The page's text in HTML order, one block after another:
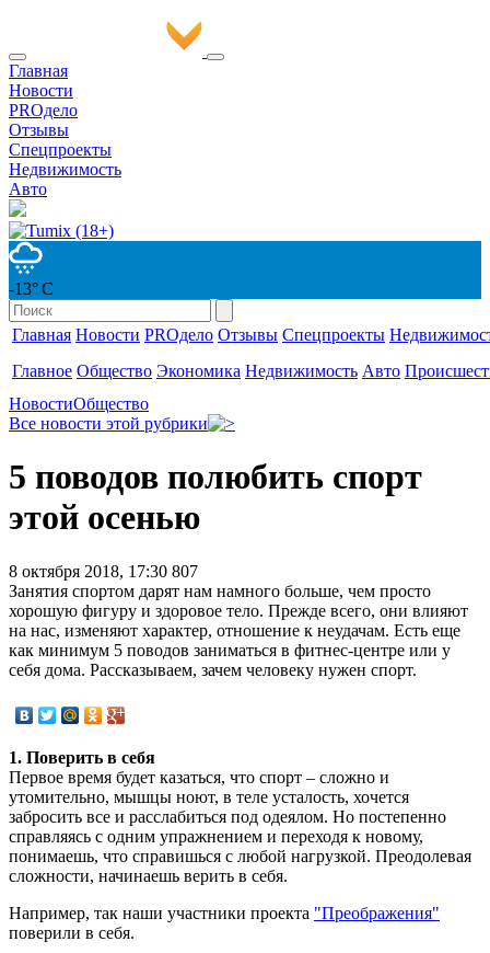
Главная
Новости
PROдело
Отзывы
Спецпроекты
Недвижимость
Авто
-13° С
Главная Новости PROдело Отзывы Спецпроекты
Главное Общество Экономика Недвижимость Авто
НовостиОбщество
Все новости этой рубрики
5 поводов полюбить спорт
этой осенью
8 октября 2018, 17:30 807
Занятия спортом дарят нам намного больше, чем просто
хорошую фигуру и здоровое тело. Прежде всего, они влияют
на нас, изменяют характер, отношение к неудачам. Есть еще
как минимум 5 поводов заниматься в фитнес-центре или у
себя дома. Рассказываем, зачем человеку нужен спорт.
1. Поверить в себя
Первое время будет казаться, что спорт – сложно и
утомительно, мышцы ноют, в теле усталость, хочется
забросить все и расслабиться под одеялом. Но постепенно
справляясь с одним упражнением и переходя к новому,
понимаешь, что справишься с любой нагрузкой. Преодолевая
сложности, начинаешь верить в себя.
Например, так наши участники проекта "Преображения"
поверили в себя.